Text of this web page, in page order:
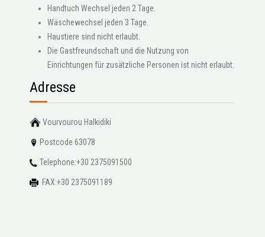
Handtuch Wechsel jeden 2 Tage.
Wäschewechsel jeden 3 Tage.
Haustiere sind nicht erlaubt.
Die Gastfreundschaft und die Nutzung von
Einrichtungen für zusätzliche Personen ist nicht erlaubt.
Adresse
Vourvourou Halkidiki
Postcode 63078
Telephone:+30 2375091500
FAX:+30 2375091189